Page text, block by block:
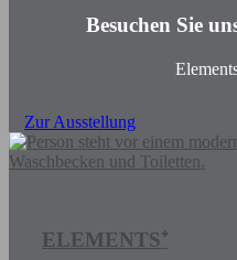
Besuchen Sie
Zur Ausstellung
ELEMENTS⁺